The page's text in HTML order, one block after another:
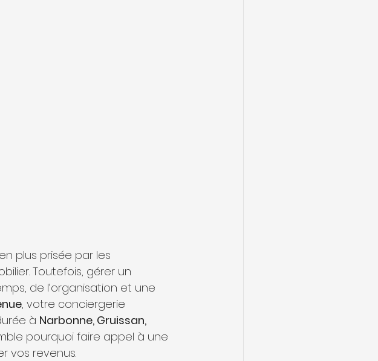
plus prisée par les
Toutefois, gérer un
de l’organisation et une
, votre conciergerie
à Narbonne, Gruissan,
pourquoi faire appel à une
vos revenus.